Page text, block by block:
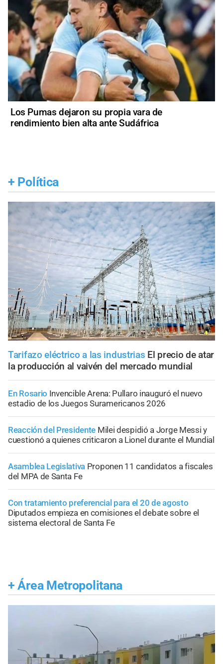
Los Pumas dejaron su propia vara de
rendimiento bien alta ante Sudáfrica
+ Política
Tarifazo eléctrico a las industrias El precio de atar
la producción al vaivén del mercado mundial
En Rosario Invencible Arena: Pullaro inauguró el nuevo
estadio de los Juegos Suramericanos 2026
Reacción del Presidente Milei despidió a Jorge Messi y
cuestionó a quienes criticaron a Lionel durante el Mundial
Asamblea Legislativa Proponen 11 candidatos a fiscales
del MPA de Santa Fe
Con tratamiento preferencial para el 20 de agosto
Diputados empieza en comisiones el debate sobre el
sistema electoral de Santa Fe
+ Área Metropolitana